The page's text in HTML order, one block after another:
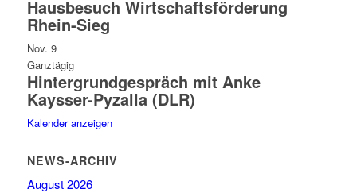
Hausbesuch Wirtschaftsförderung
Rhein-Sieg
Nov. 9
Ganztägig
Hintergrundgespräch mit Anke
Kaysser-Pyzalla (DLR)
Kalender anzeigen
NEWS-ARCHIV
August 2026